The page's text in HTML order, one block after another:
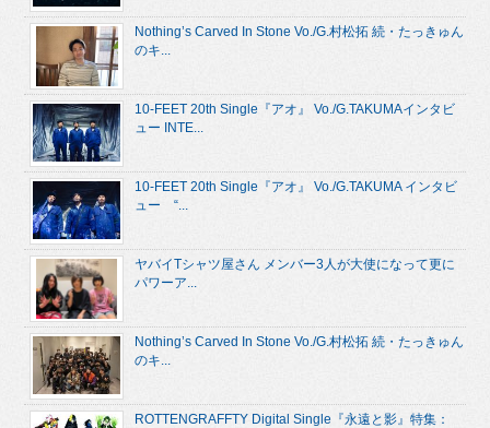
Nothing’s Carved In Stone Vo./G.村松拓 続・たっきゅん
のキ...
10-FEET 20th Single『アオ』 Vo./G.TAKUMAインタビ
ュー INTE...
10-FEET 20th Single『アオ』 Vo./G.TAKUMA インタビ
ュー “...
ヤバイTシャツ屋さん メンバー3人が大使になって更に
パワーア...
Nothing’s Carved In Stone Vo./G.村松拓 続・たっきゅん
のキ...
ROTTENGRAFFTY Digital Single『永遠と影』特集：